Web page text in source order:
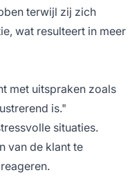
terwijl zij zich
wat resulteert in meer
met uitspraken zoals
is."
situaties.
van de klant te